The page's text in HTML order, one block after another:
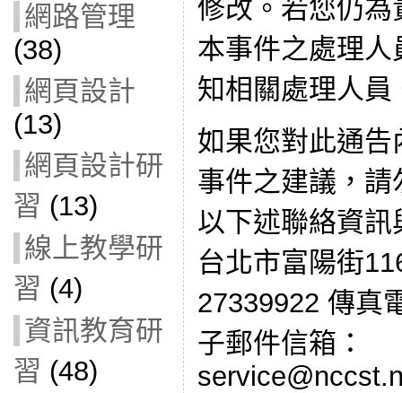
網路管理
(38)
網頁設計
(13)
網頁設計研
習 (13)
線上教學研
習 (4)
資訊教育研
習 (48)
修改。若您仍
本事件之處理
知相關處理人員
如果您對此通
事件之建議，
以下述聯絡資
台北市富陽街
27339922 傳真
子郵件信箱：